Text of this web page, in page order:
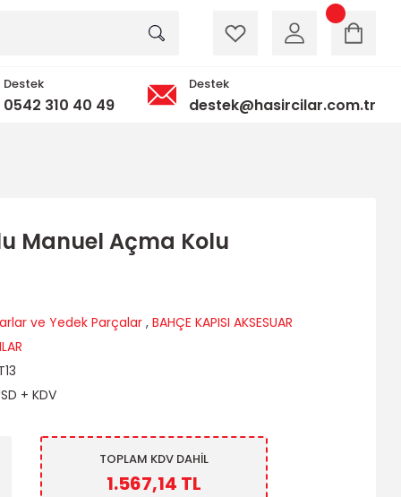
Destek
0542 310 40 49
Destek
destek@hasircilar.com.tr
Manuel Açma Kolu
ve Yedek Parçalar , BAHÇE KAPISI AKSESUAR
+ KDV
TOPLAM KDV DAHİL
1.567,14 TL